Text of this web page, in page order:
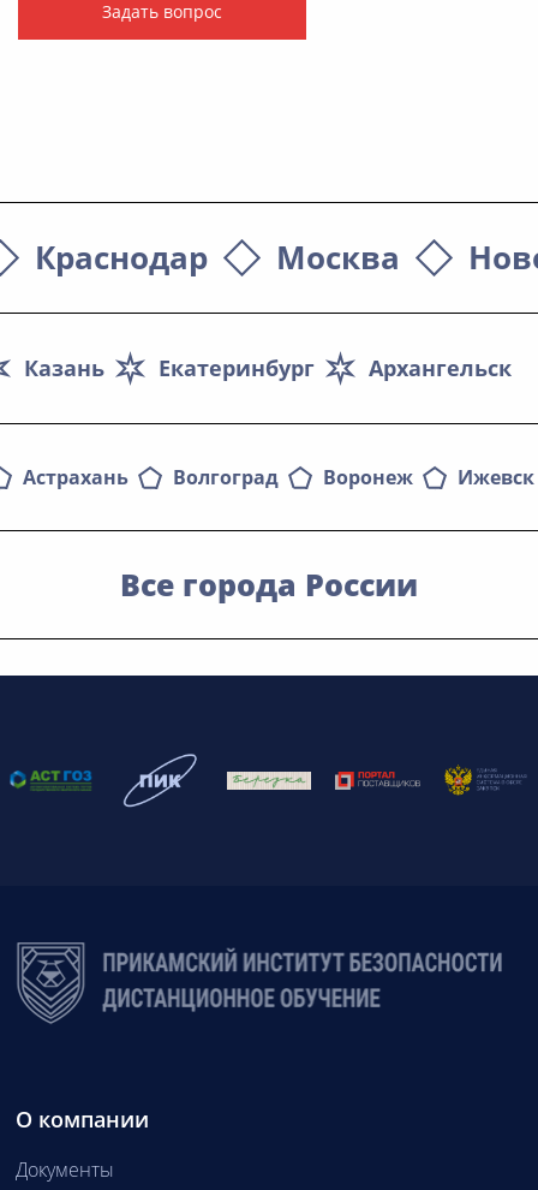
Задать вопрос
Краснодар Москва
Архангельск
Екатеринбург
Казань
Астрахань Волгоград Воронеж Ижевск
Все города России
О компании
Документы